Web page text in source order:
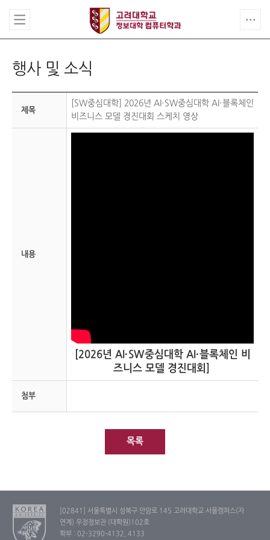
행사 및 소식
제목
[SW중심대학] 2026년 AI·SW중심대학 AI·블록체인
비즈니스 모델 경진대회 스케치 영상
내용
[2026년 AI·SW중심대학 AI·블록체인 비
즈니스 모델 경진대회]
첨부
목록
[02841] 서울특별시 성북구 안암로 145 고려대학교 서울캠퍼스(자
연계) 우정정보관 (대학원)102호
학부 : 02-3290-4132, 4133